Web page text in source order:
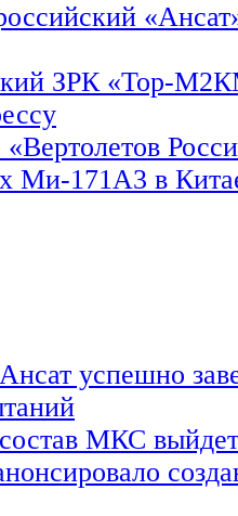
ЗРК «Тор-
Ми-171А3 в
успешно
МКС